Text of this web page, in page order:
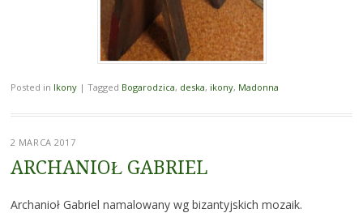
Posted in Ikony | Tagged Bogarodzica, deska, ikony, Madonna
2 MARCA 2017
ARCHANIOŁ GABRIEL
Archanioł Gabriel namalowany wg bizantyjskich mozaik.